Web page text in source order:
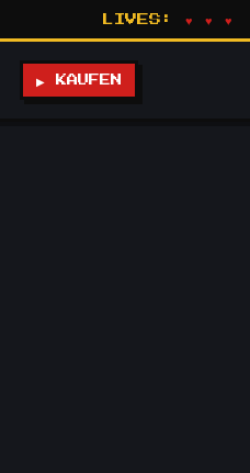
LIVES: ♥ ♥ ♥
▶ KAUFEN